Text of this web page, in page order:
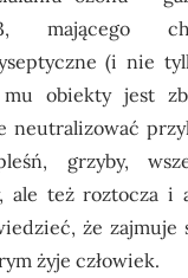
mającego
(i nie
mu obiekty jest
neutralizować
grzyby,
ale też roztocza i
że zajmuje
żyje człowiek.